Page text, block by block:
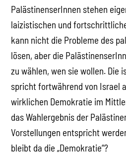
PalästinenserInnen stehen
laizistischen und
kann nicht die Probleme des
lösen, aber die
zu wählen, wen sie wollen. Die
spricht fortwährend von Israel
wirklichen Demokratie im
das Wahlergebnis der
Vorstellungen entspricht
bleibt da die „Demokratie“?